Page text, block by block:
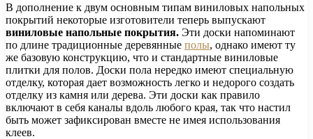
В дополнение к двум основным типам виниловых напольных
покрытий некоторые изготовители теперь выпускают
виниловые напольные покрытия. Эти доски напоминают
по длине традиционные деревянные полы, однако имеют ту
же базовую конструкцию, что и стандартные виниловые
плитки для полов. Доски пола нередко имеют специальную
отделку, которая дает возможность легко и недорого создать
отделку из камня или дерева. Эти доски как правило
включают в себя каналы вдоль любого края, так что настил
быть может зафиксирован вместе не имея использования
клеев.